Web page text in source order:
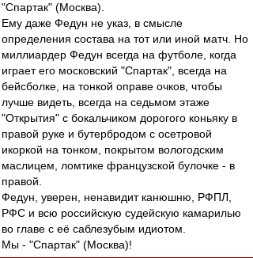
"Спартак" (Москва).
Ему даже Федун не указ, в смысле
определения состава на тот или иной матч. Но
миллиардер Федун всегда на футболе, когда
играет его московский "Спартак", всегда на
бейсболке, на тонкой оправе очков, чтобы
лучше видеть, всегда на седьмом этаже
"Открытия" с бокальчиком дорогого коньяку в
правой руке и бутербродом с осетровой
икоркой на тонком, покрытом вологодским
маслицем, ломтике французской булочке - в
правой.
Федун, уверен, ненавидит канюшню, РФПЛ,
РФС и всю российскую судейскую камарилью
во главе с её саблезубым идиотом.
Мы - "Спартак" (Москва)!